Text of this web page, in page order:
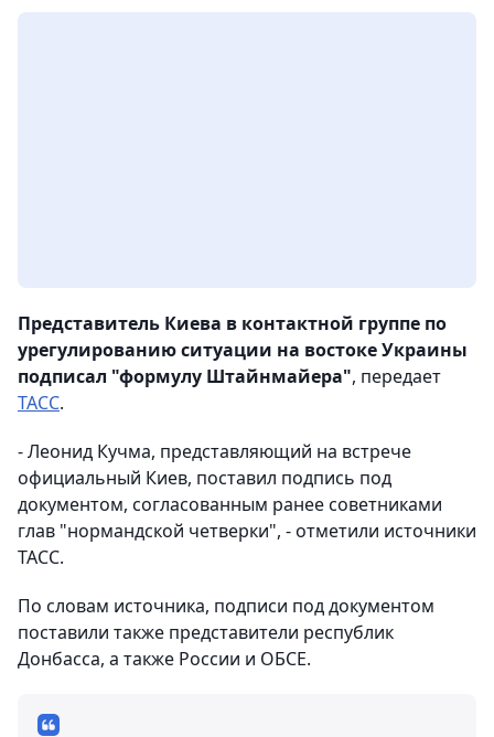
Представитель Киева в контактной группе по
урегулированию ситуации на востоке Украины
подписал "формулу Штайнмайера", передает
ТАСС.
- Леонид Кучма, представляющий на встрече
официальный Киев, поставил подпись под
документом, согласованным ранее советниками
глав "нормандской четверки", - отметили источники
ТАСС.
По словам источника, подписи под документом
поставили также представители республик
Донбасса, а также России и ОБСЕ.